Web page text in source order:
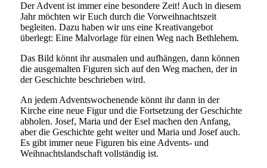
Der Advent ist immer eine besondere Zeit! Auch in diesem
Jahr möchten wir Euch durch die Vorweihnachtszeit
begleiten. Dazu haben wir uns eine Kreativangebot
überlegt: Eine Malvorlage für einen Weg nach Bethlehem.
Das Bild könnt ihr ausmalen und aufhängen, dann können
die ausgemalten Figuren sich auf den Weg machen, der in
der Geschichte beschrieben wird.
An jedem Adventswochenende könnt ihr dann in der
Kirche eine neue Figur und die Fortsetzung der Geschichte
abholen. Josef, Maria und der Esel machen den Anfang,
aber die Geschichte geht weiter und Maria und Josef auch.
Es gibt immer neue Figuren bis eine Advents- und
Weihnachtslandschaft vollständig ist.